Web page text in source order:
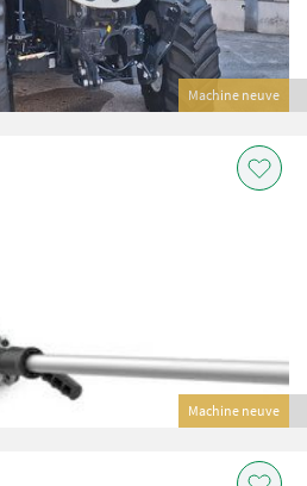
Machine neuve
Machine neuve